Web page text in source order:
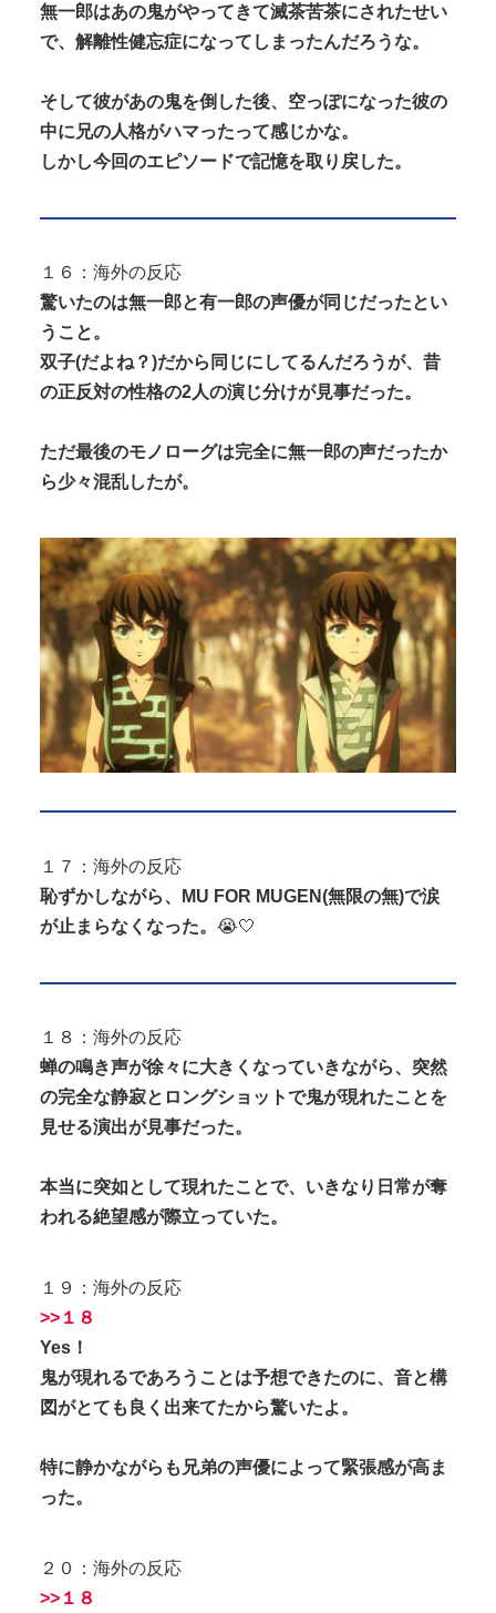
無一郎はあの鬼がやってきて滅茶苦茶にされたせい
で、解離性健忘症になってしまったんだろうな。
そして彼があの鬼を倒した後、空っぽになった彼の
中に兄の人格がハマったって感じかな。
しかし今回のエピソードで記憶を取り戻した。
１６：海外の反応
驚いたのは無一郎と有一郎の声優が同じだったとい
うこと。
双子(だよね？)だから同じにしてるんだろうが、昔
の正反対の性格の2人の演じ分けが見事だった。
ただ最後のモノローグは完全に無一郎の声だったか
ら少々混乱したが。
１７：海外の反応
恥ずかしながら、MU FOR MUGEN(無限の無)で涙
が止まらなくなった。 😭🤍
１８：海外の反応
蝉の鳴き声が徐々に大きくなっていきながら、突然
の完全な静寂とロングショットで鬼が現れたことを
見せる演出が見事だった。
本当に突如として現れたことで、いきなり日常が奪
われる絶望感が際立っていた。
１９：海外の反応
>>１８
Yes！
鬼が現れるであろうことは予想できたのに、音と構
図がとても良く出来てたから驚いたよ。
特に静かながらも兄弟の声優によって緊張感が高ま
った。
２０：海外の反応
>>１８